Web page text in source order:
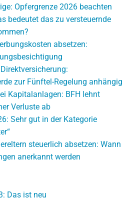
Opfergrenze 2026 beachten
bedeutet das zu versteuernde
absetzen:
zur Fünftel-Regelung anhängig
Kapitalanlagen: BFH lehnt
Verluste ab
Sehr gut in der Kategorie
steuerlich absetzen: Wann
anerkannt werden
Das ist neu